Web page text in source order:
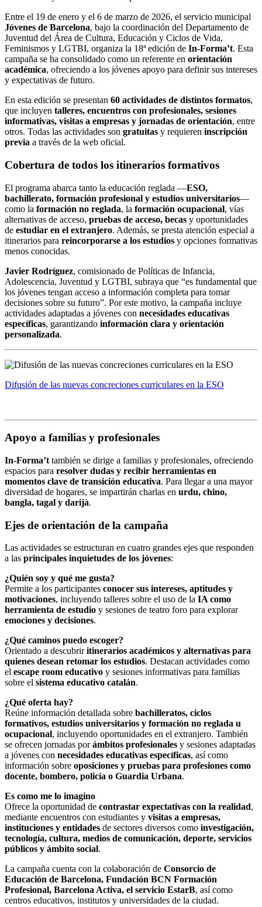
Entre el 19 de enero y el 6 de marzo de 2026, el servicio municipal
Jóvenes de Barcelona, bajo la coordinación del Departamento de
Juventud del Área de Cultura, Educación y Ciclos de Vida,
Feminismos y LGTBI, organiza la 18ª edición de In-Forma’t. Esta
campaña se ha consolidado como un referente en orientación
académica, ofreciendo a los jóvenes apoyo para definir sus intereses
y expectativas de futuro.
En esta edición se presentan 60 actividades de distintos formatos,
que incluyen talleres, encuentros con profesionales, sesiones
informativas, visitas a empresas y jornadas de orientación, entre
otros. Todas las actividades son gratuitas y requieren inscripción
previa a través de la web oficial.
Cobertura de todos los itinerarios formativos
El programa abarca tanto la educación reglada —ESO,
bachillerato, formación profesional y estudios universitarios—
como la formación no reglada, la formación ocupacional, vías
alternativas de acceso, pruebas de acceso, becas y oportunidades
de estudiar en el extranjero. Además, se presta atención especial a
itinerarios para reincorporarse a los estudios y opciones formativas
menos conocidas.
Javier Rodríguez, comisionado de Políticas de Infancia,
Adolescencia, Juventud y LGTBI, subraya que “es fundamental que
los jóvenes tengan acceso a información completa para tomar
decisiones sobre su futuro”. Por este motivo, la campaña incluye
actividades adaptadas a jóvenes con necesidades educativas
específicas, garantizando información clara y orientación
personalizada.
Difusión de las nuevas concreciones curriculares en la ESO
Apoyo a familias y profesionales
In-Forma’t también se dirige a familias y profesionales, ofreciendo
espacios para resolver dudas y recibir herramientas en
momentos clave de transición educativa. Para llegar a una mayor
diversidad de hogares, se impartirán charlas en urdu, chino,
bangla, tagal y darijà.
Ejes de orientación de la campaña
Las actividades se estructuran en cuatro grandes ejes que responden
a las principales inquietudes de los jóvenes:
¿Quién soy y qué me gusta?
Permite a los participantes conocer sus intereses, aptitudes y
motivaciones, incluyendo talleres sobre el uso de la IA como
herramienta de estudio y sesiones de teatro foro para explorar
emociones y decisiones.
¿Qué caminos puedo escoger?
Orientado a descubriritinerarios académicos y alternativas para
quienes desean retomar los estudios. Destacan actividades como
el escape room educativo y sesiones informativas para familias
sobre el sistema educativo catalán.
¿Qué oferta hay?
Reúne información detallada sobre bachilleratos, ciclos
formativos, estudios universitarios y formación no reglada u
ocupacional, incluyendo oportunidades en el extranjero. También
se ofrecen jornadas porámbitos profesionales y sesiones adaptadas
a jóvenes con necesidades educativas específicas, así como
información sobre oposiciones y pruebas para profesiones como
docente, bombero, policía o Guardia Urbana.
Es como me lo imagino
Ofrece la oportunidad de contrastar expectativas con la realidad,
mediante encuentros con estudiantes y visitas a empresas,
instituciones y entidades de sectores diversos como investigación,
tecnología, cultura, medios de comunicación, deporte, servicios
públicos y ámbito social.
La campaña cuenta con la colaboración de Consorcio de
Educación de Barcelona, Fundación BCN Formación
Profesional, Barcelona Activa, el servicio EstarB, así como
centros educativos, institutos y universidades de la ciudad.